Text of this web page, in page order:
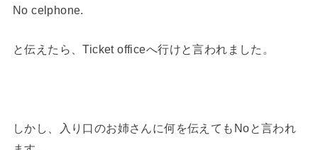
No celphone.
と伝えたら、Ticket officeへ行けと言われました。
しかし、入り口のお姉さんに何を伝えてもNoと言われ